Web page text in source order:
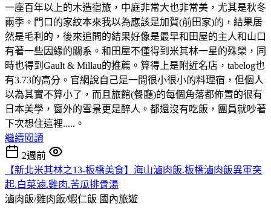
一座百年以上的木造宿旅，中庭非常大也非常美，尤其是秋冬
兩季。門口的家紋本來我以為應該是加賀(前田家)的，結果居
然是毛利的，後來追問的結果好像是最早和田屋的主人和山口
有著一些因緣的關系。和田屋不僅得到米其林一星的殊榮，同
時也得到Gault & Millau的推薦。算得上是附近名店，tabelog也
有3.73的高分。官網說自己是一間很小很小的料理宿，但個人
以為其實不算小了，而且旅館(餐廳)的每個角落都佈置的很有
日本美學，窗外的雪景更是醉人。都還沒有吃飯，團員就吵著
下次想住這裡.....。
繼續閱讀
2週前
【新北米其林之13-板橋美食】海山滷肉飯.板橋滷肉飯異軍突
起.白菜滷.雞肉.苦瓜排骨湯
滷肉飯/雞肉飯/蝦仁飯 國內旅遊